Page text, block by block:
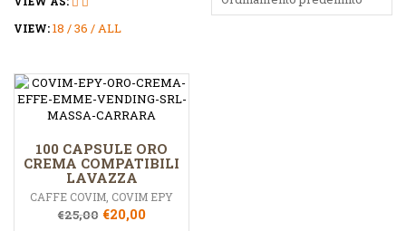
VIEW:18 36 ALL
100 CAPSULE ORO
CREMA COMPATIBILI
LAVAZZA
CAFFE COVIM, COVIM EPY
€25,00 €20,00